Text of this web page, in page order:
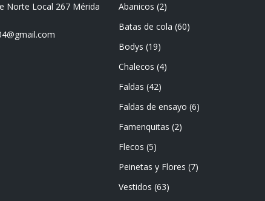
Norte Local 267 Mérida
Abanicos (2)
Batas de cola (60)
Bodys (19)
Chalecos (4)
Faldas (42)
Faldas de ensayo (6)
Famenquitas (2)
Flecos (5)
Peinetas y Flores (7)
Vestidos (63)